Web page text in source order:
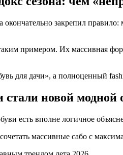
окончательно закрепил
примером. Их массивная
для дачи», а полноценный
стали новой модной
есть вполне логичное
массивные сабо с